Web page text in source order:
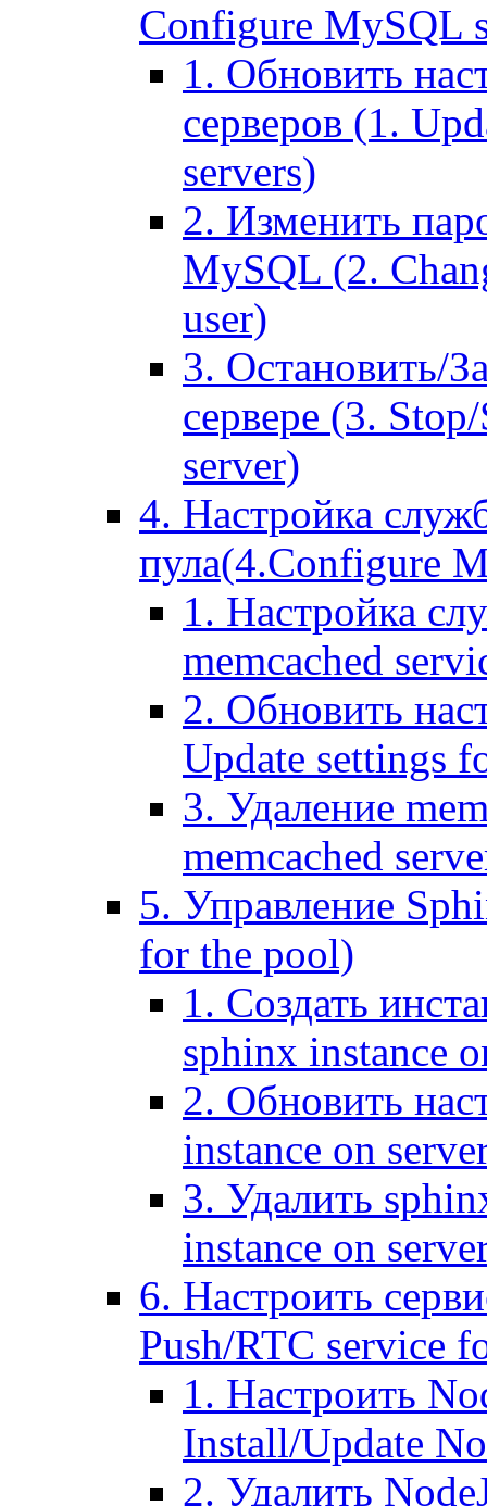
Configure MySQL
1. Обновить
серверов (1.
servers)
2. Изменить
MySQL (2.
user)
3. Остановить/
сервере (3.
server)
4. Настройка
пула(4.Configure
1. Настройка
memcached
2. Обновить
Update settings
3. Удаление
memcached
5. Управление
for the pool)
1. Создать
sphinx instance
2. Обновить
instance on
3. Удалить
instance on
6. Настроить
Push/RTC service
1. Настроить
Install/Update
2. Удалить